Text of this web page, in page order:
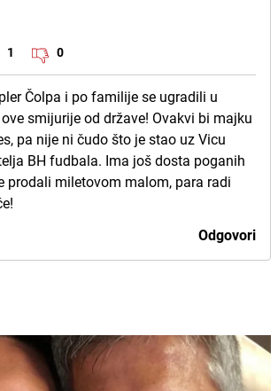
1 0
Čolpa i po familije se ugradili u
smijurije od države! Ovakvi bi majku
pa nije ni čudo što je stao uz Vicu
BH fudbala. Ima još dosta poganih
prodali miletovom malom, para radi
Odgovori